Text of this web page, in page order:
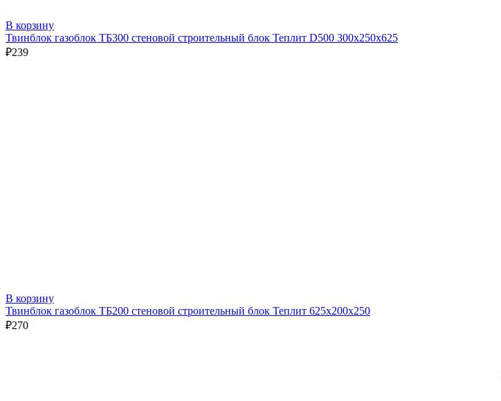
В корзину
Твинблок газоблок ТБ300 стеновой строительный блок Теплит D500 300х250х625
₽239
В корзину
Твинблок газоблок ТБ200 стеновой строительный блок Теплит 625х200х250
₽270